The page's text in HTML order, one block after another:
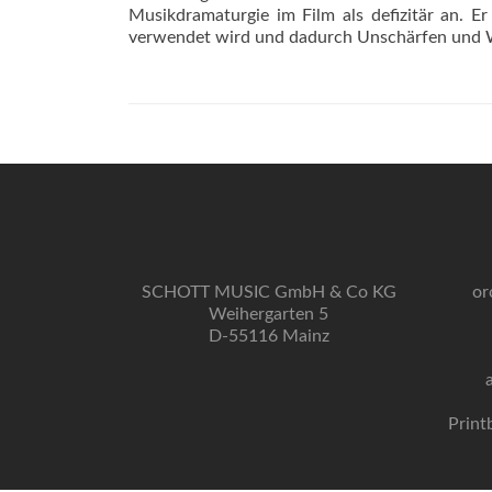
Musikdramaturgie im Film als defizitär an.
verwendet wird und dadurch Unschärfen und
SCHOTT MUSIC GmbH & Co KG
Weihergarten 5
D-55116 Mainz